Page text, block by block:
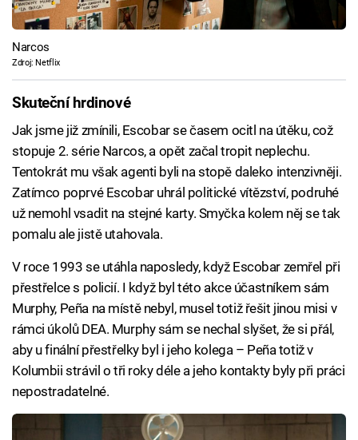
Narcos
Zdroj: Netflix
Skuteční hrdinové
Jak jsme již zmínili, Escobar se časem ocitl na útěku, což
stopuje 2. série Narcos, a opět začal tropit neplechu.
Tentokrát mu však agenti byli na stopě daleko intenzivněji.
Zatímco poprvé Escobar uhrál politické vítězství, podruhé
už nemohl vsadit na stejné karty. Smyčka kolem něj se tak
pomalu ale jistě utahovala.
V roce 1993 se utáhla naposledy, když Escobar zemřel při
přestřelce s policií. I když byl této akce účastníkem sám
Murphy, Peña na místě nebyl, musel totiž řešit jinou misi v
rámci úkolů DEA. Murphy sám se nechal slyšet, že si přál,
aby u finální přestřelky byl i jeho kolega – Peña totiž v
Kolumbii strávil o tři roky déle a jeho kontakty byly při práci
nepostradatelné.